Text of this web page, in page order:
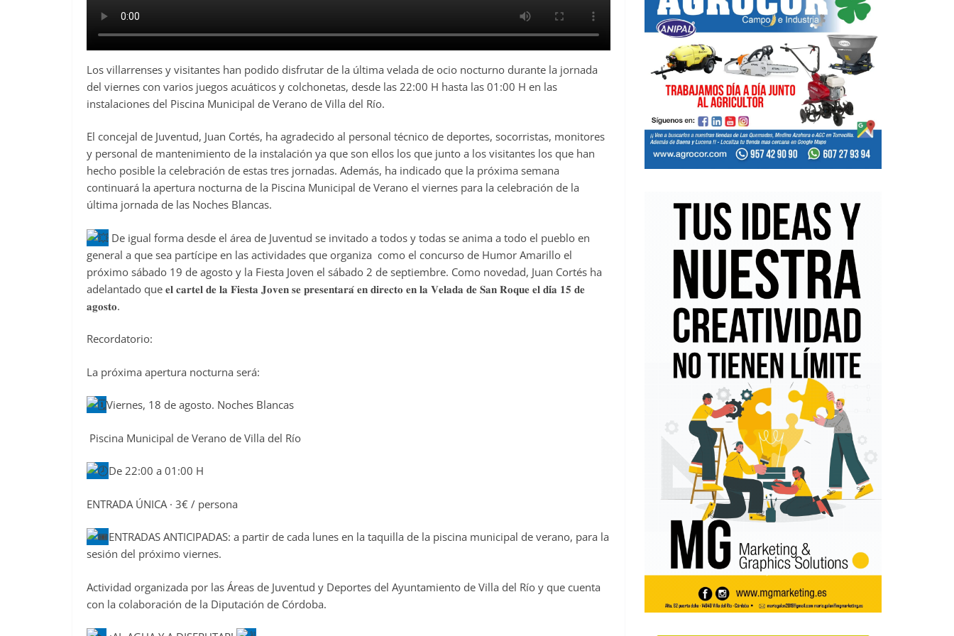
Los villarrenses y visitantes han podido disfrutar de la última velada de ocio nocturno durante la jornada
del viernes con varios juegos acuáticos y colchonetas, desde las 22:00 H hasta las 01:00 H en las
instalaciones del Piscina Municipal de Verano de Villa del Río.
El concejal de Juventud, Juan Cortés, ha agradecido al personal técnico de deportes, socorristas, monitores
y personal de mantenimiento de la instalación ya que son ellos los que junto a los visitantes los que han
hecho posible la celebración de estas tres jornadas. Además, ha indicado que la próxima semana
continuará la apertura nocturna de la Piscina Municipal de Verano el viernes para la celebración de la
última jornada de las Noches Blancas.
De igual forma desde el área de Juventud se invitado a todos y todas se anima a todo el pueblo en
general a que sea partícipe en las actividades que organiza como el concurso de Humor Amarillo el
próximo sábado 19 de agosto y la Fiesta Joven el sábado 2 de septiembre. Como novedad, Juan Cortés ha
adelantado que 𝐞𝐥 𝐜𝐚𝐫𝐭𝐞𝐥 𝐝𝐞 𝐥𝐚 𝐅𝐢𝐞𝐬𝐭𝐚 𝐉𝐨𝐯𝐞𝐧 𝐬𝐞 𝐩𝐫𝐞𝐬𝐞𝐧𝐭𝐚𝐫𝐚́ 𝐞𝐧 𝐝𝐢𝐫𝐞𝐜𝐭𝐨 𝐞𝐧 𝐥𝐚 𝐕𝐞𝐥𝐚𝐝𝐚 𝐝𝐞 𝐒𝐚𝐧 𝐑𝐨𝐪𝐮𝐞 𝐞𝐥 𝐝𝐢́𝐚 𝟏𝟓 𝐝𝐞
𝐚𝐠𝐨𝐬𝐭𝐨.
Recordatorio:
La próxima apertura nocturna será:
Viernes, 18 de agosto. Noches Blancas
Piscina Municipal de Verano de Villa del Río
De 22:00 a 01:00 H
ENTRADA ÚNICA · 3€ / persona
ENTRADAS ANTICIPADAS: a partir de cada lunes en la taquilla de la piscina municipal de verano, para la
sesión del próximo viernes.
Actividad organizada por las Áreas de Juventud y Deportes del Ayuntamiento de Villa del Río y que cuenta
con la colaboración de la Diputación de Córdoba.